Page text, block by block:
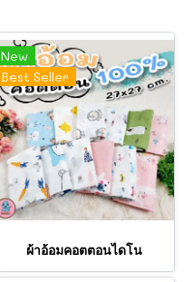
New
Best Seller
ผ้าอ้อมคอตตอนไดโน